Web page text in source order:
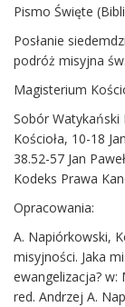
Pismo Święte
Posłanie
podróż misyjna
Magisterium
Sobór Watykański
Kościoła, 10-18
38.52-57 Jan
Kodeks Prawa
Opracowania:
A. Napiórkowski,
misyjności. Jaka
ewangelizacja? w:
red. Andrzej A.